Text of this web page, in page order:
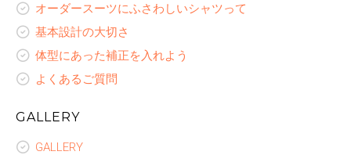
オーダースーツにふさわしいシャツって
基本設計の大切さ
体型にあった補正を入れよう
よくあるご質問
GALLERY
GALLERY